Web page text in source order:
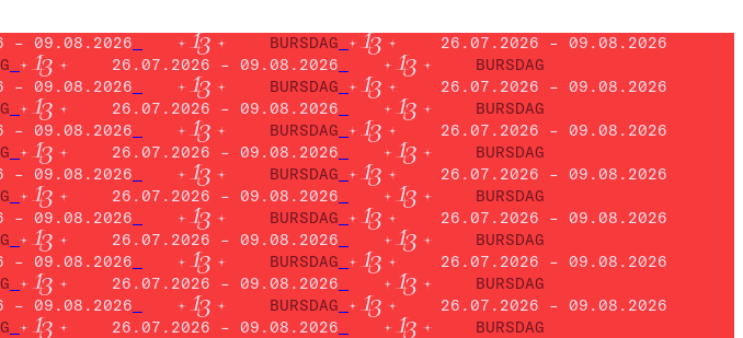
– 09.08.2026 BURSDAG
26.07.2026 – 09.08.2026
26.07.2026 – 09.08.2026
BURSDAG
– 09.08.2026 BURSDAG
26.07.2026 – 09.08.2026
26.07.2026 – 09.08.2026
BURSDAG
– 09.08.2026 BURSDAG
26.07.2026 – 09.08.2026
26.07.2026 – 09.08.2026
BURSDAG
– 09.08.2026 BURSDAG
26.07.2026 – 09.08.2026
26.07.2026 – 09.08.2026
BURSDAG
– 09.08.2026 BURSDAG
26.07.2026 – 09.08.2026
26.07.2026 – 09.08.2026
BURSDAG
– 09.08.2026 BURSDAG
26.07.2026 – 09.08.2026
26.07.2026 – 09.08.2026
BURSDAG
– 09.08.2026 BURSDAG
26.07.2026 – 09.08.2026
26.07.2026 – 09.08.2026
BURSDAG